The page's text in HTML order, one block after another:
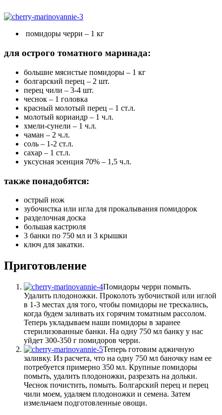
помидоры черри – 1 кг
для острого томатного маринада:
большие мясистые помидоры – 1 кг
болгарский перец – 2 шт.
перец чили – 3-4 шт.
чеснок – 1 головка
красный молотый перец – 1 ст.л.
молотый кориандр – 1 ч.л.
хмели-сунели – 1 ч.л.
чаман – 2 ч.л.
соль – 1-2 ст.л.
сахар – 1 ст.л.
уксусная эсенция 70% – 1,5 ч.л.
также понадобятся:
острый нож
зубочистка или игла для прокалывания помидорок
разделочная доска
большая кастрюля
3 банки по 750 мл и 3 крышки
ключ для закатки.
Приготовление
Помидоры черри помыть.
Удалить плодоножки. Проколоть зубочисткой или иглой
в 1-3 местах для того, чтобы помидоры не трескались,
когда будем заливать их горячим томатным рассолом.
Теперь укладываем наши помидоры в заранее
стерилизованные банки. На одну 750 мл банку у нас
уйдет 300-350 г помидоров черри.
Теперь готовим аджичную
заливку. Из расчета, что на одну 750 мл баночку нам ее
потребуется примерно 350 мл. Крупные помидоры
помыть, удалить плодоножки, разрезать на дольки.
Чеснок почистить, помыть. Болгарский перец и перец
чили моем, удаляем плодоножки и семена. Затем
измельчаем подготовленные овощи.